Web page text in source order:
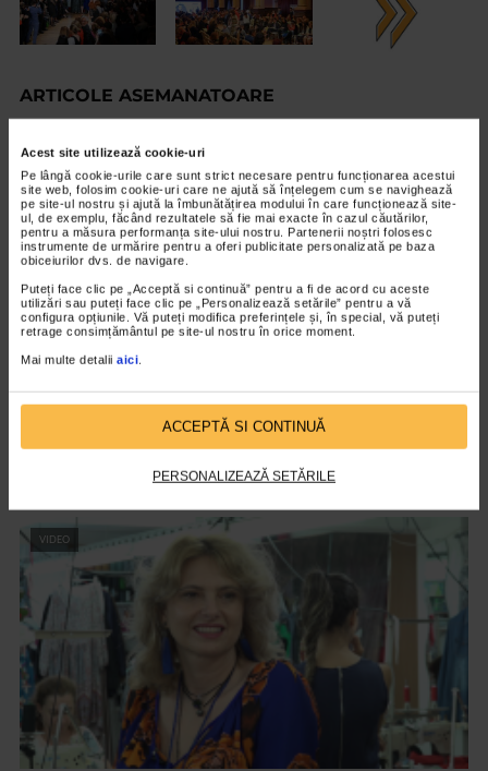
Acest site utilizează cookie-uri
Pe lângă cookie-urile care sunt strict necesare pentru funcționarea acestui
site web, folosim cookie-uri care ne ajută să înțelegem cum se navighează
pe site-ul nostru și ajută la îmbunătățirea modului în care funcționează site-
ul, de exemplu, făcând rezultatele să fie mai exacte în cazul căutărilor,
pentru a măsura performanța site-ului nostru. Partenerii noștri folosesc
instrumente de urmărire pentru a oferi publicitate personalizată pe baza
obiceiurilor dvs. de navigare.
Puteți face clic pe „Acceptă si continuă” pentru a fi de acord cu aceste
utilizări sau puteți face clic pe „Personalizează setările” pentru a vă
configura opțiunile. Vă puteți modifica preferințele și, în special, vă puteți
retrage consimțământul pe site-ul nostru în orice moment.
Mai multe detalii aici
ACCEPTĂ SI CONTINUĂ
PERSONALIZEAZĂ SETĂRILE
ARTICOLE ASEMANATOARE
DESIGNERI
Mihaela Glavan – pantofi cu un dram de
nebunie
VIDEO